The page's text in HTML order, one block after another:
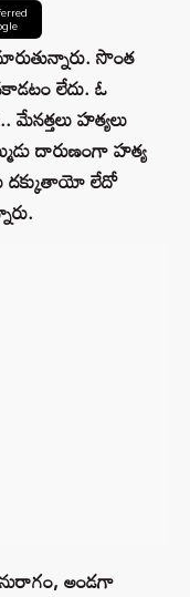
సొంత
లేదు. ఓ
హత్యలు
దారుణంగా హత్య
దక్కుతాయో లేదో
అండగా